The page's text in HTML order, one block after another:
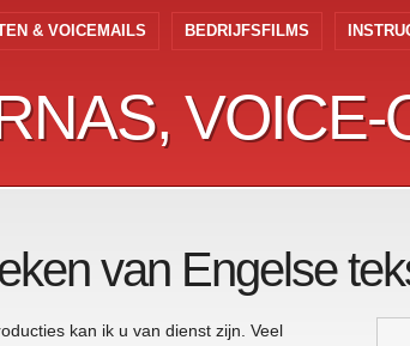
& VOICEMAILS BEDRIJFSFILMS
VOICE-
VOICE-
van Engelse
kan ik u van dienst zijn. Veel